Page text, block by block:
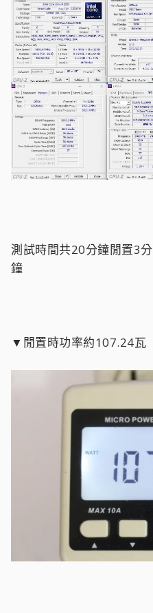
測試時間共20分鐘閒置3
鐘
▼閒置時功率約107.24瓦